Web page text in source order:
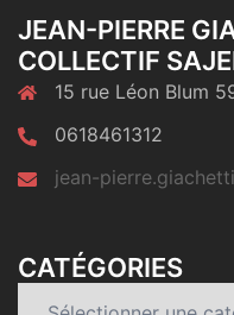
JEAN-PIERRE
COLLECTIF
15 rue Léon Blum
0618461312
jean-
CATÉGORIES